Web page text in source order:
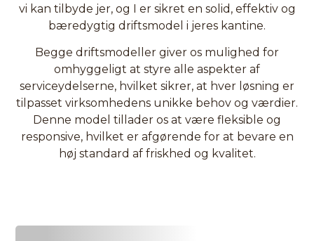
vi kan tilbyde jer, og I er sikret en solid, effektiv og
bæredygtig driftsmodel i jeres kantine.
Begge driftsmodeller giver os mulighed for
omhyggeligt at styre alle aspekter af
serviceydelserne, hvilket sikrer, at hver løsning er
tilpasset virksomhedens unikke behov og værdier.
Denne model tillader os at være fleksible og
responsive, hvilket er afgørende for at bevare en
høj standard af friskhed og kvalitet.